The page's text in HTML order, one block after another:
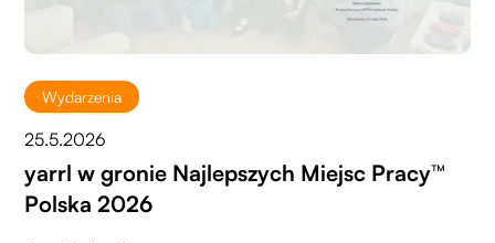
Wydarzenia
25.5.2026
yarrl w gronie Najlepszych Miejsc Pracy™
Polska 2026